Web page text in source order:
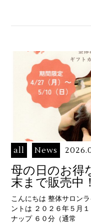
all News
母の日のお得
末まで販売中！
こんにちは 整体サロン
ントは ２０２６年５月
ナップ ６０分（通常